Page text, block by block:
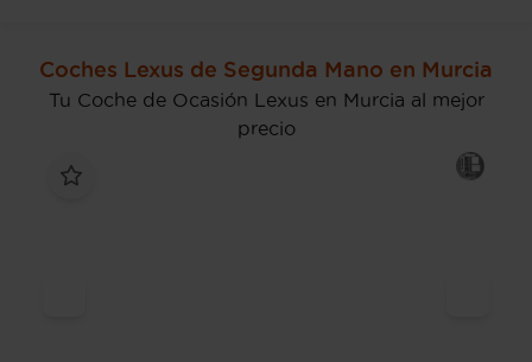
Coches Lexus de Segunda Mano en Murcia
Tu Coche de Ocasión Lexus en Murcia al mejor
precio